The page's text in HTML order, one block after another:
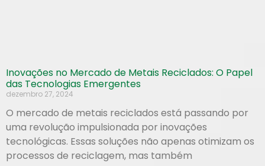
Inovações no Mercado de Metais Reciclados: O Papel
das Tecnologias Emergentes
dezembro 27, 2024
O mercado de metais reciclados está passando por
uma revolução impulsionada por inovações
tecnológicas. Essas soluções não apenas otimizam os
processos de reciclagem, mas também